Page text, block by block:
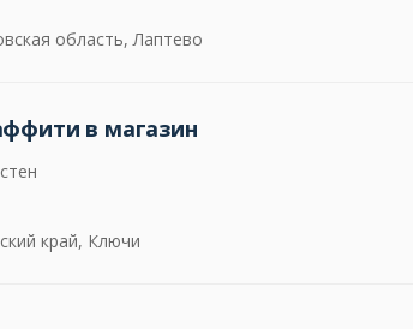
область, Лаптево
в магазин
край, Ключи